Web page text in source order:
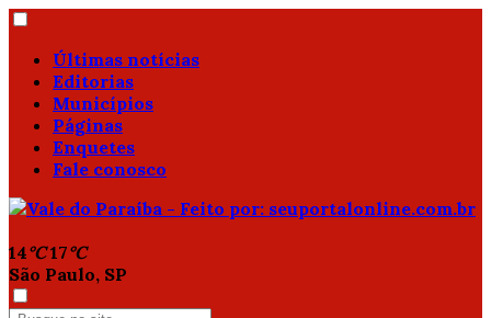
Últimas notícias
Editorias
Municípios
Páginas
Enquetes
Fale conosco
14°C 17°C
São Paulo, SP